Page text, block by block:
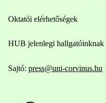
Oktatói elérhetőségek
HUB jelenlegi hallgatóinknak
Sajtó: press@uni-corvinus.hu